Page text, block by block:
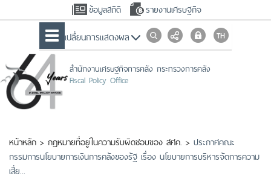
ข้อมูลสถิติ รายงานเศรษฐกิจ
เปลื่ยนการแสดงผล
สำนักงานเศรษฐกิจการคลัง กระทรวงการคลัง
Fiscal Policy Office
หน้าหลัก > กฎหมายที่อยู่ในความรับผิดชอบของ สศค. > ประกาศคณะ
กรรมการนโยบายการเงินการคลังของรัฐ เรื่อง นโยบายการบริหารจัดการความ
เสี่ย...